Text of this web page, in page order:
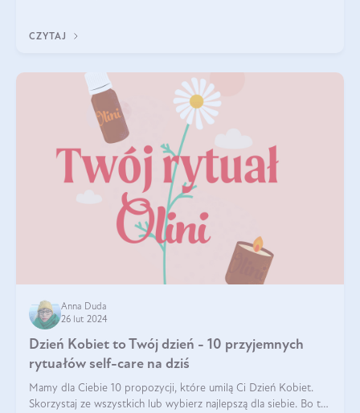
CZYTAJ
Anna Duda
26 lut 2024
Dzień Kobiet to Twój dzień - 10 przyjemnych
rytuałów self-care na dziś
Mamy dla Ciebie 10 propozycji, które umilą Ci Dzień Kobiet.
Skorzystaj ze wszystkich lub wybierz najlepszą dla siebie. Bo to